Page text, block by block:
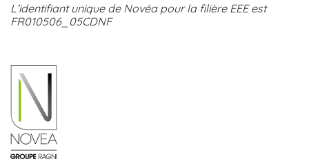
L’identifiant unique de Novéa pour la filière EEE est
FR010506_05CDNF